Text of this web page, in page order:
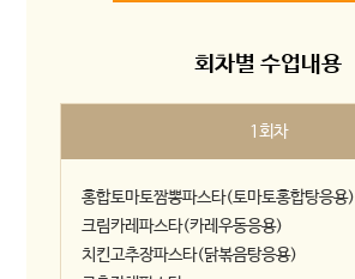
회차별 수업내용
1회차
홍합토마토짬뽕파스타(토마토홍합탕응용)
크림카레파스타(카레우동응용)
치킨고추장파스타(닭볶음탕응용)